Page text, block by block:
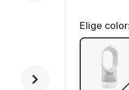
Elige color: